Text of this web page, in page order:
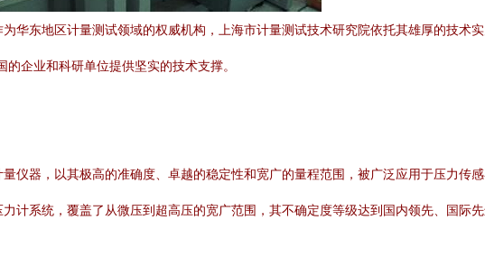
华东地区计量测试领域的权威机构，上海市计量测试技术研究院依托其雄厚的技术
企业和科研单位提供坚实的技术支撑。
仪器，以其极高的准确度、卓越的稳定性和宽广的量程范围，被广泛应用于压力传
计系统，覆盖了从微压到超高压的宽广范围，其不确定度等级达到国内领先、国际